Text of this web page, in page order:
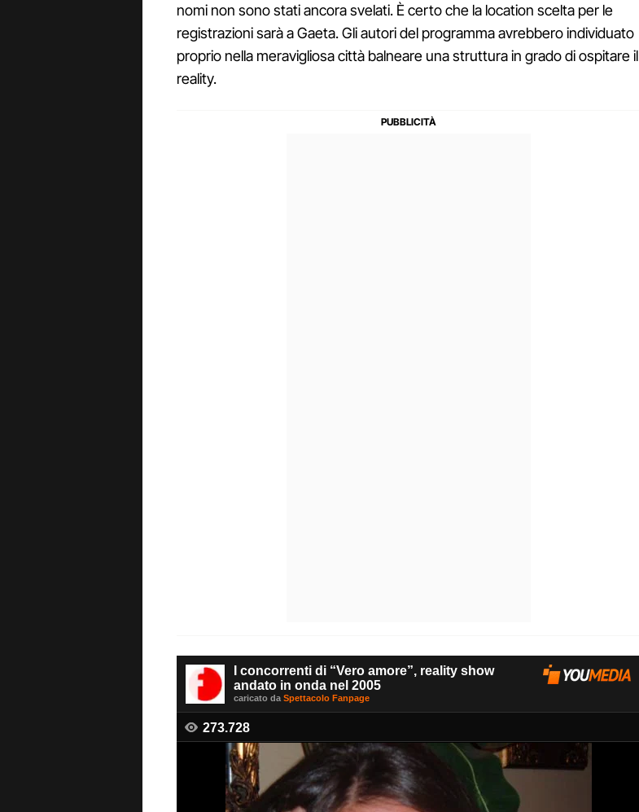
nomi non sono stati ancora svelati. È certo che la location scelta per le
registrazioni sarà a Gaeta. Gli autori del programma avrebbero individuato
proprio nella meravigliosa città balneare una struttura in grado di ospitare il
reality.